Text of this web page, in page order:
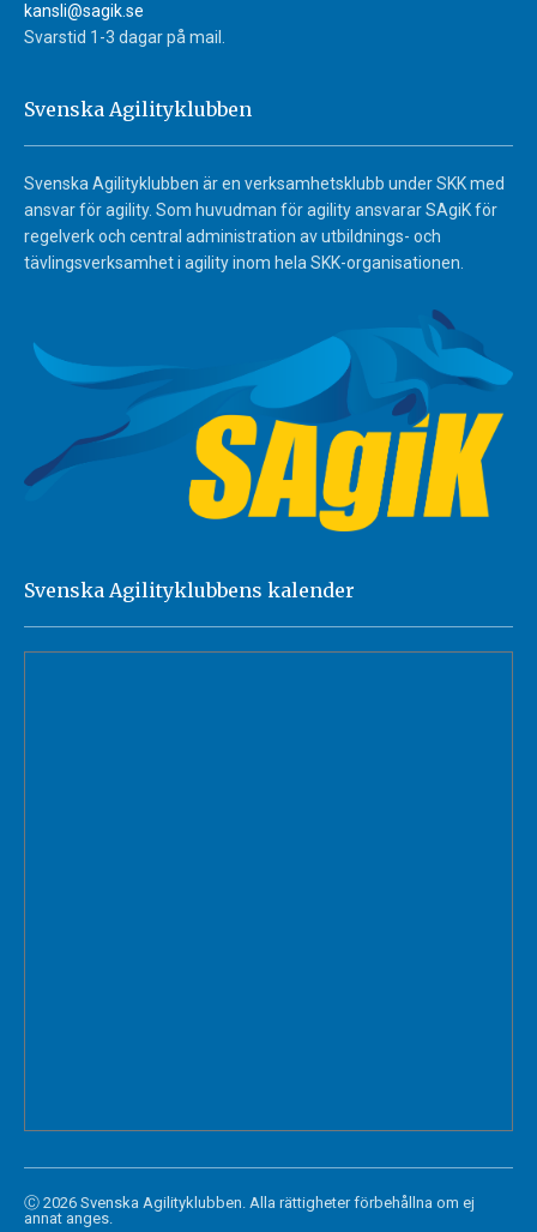
kansli@sagik.se
Svarstid 1-3 dagar på mail.
Svenska Agilityklubben
Svenska Agilityklubben är en verksamhetsklubb under SKK med
ansvar för agility. Som huvudman för agility ansvarar SAgiK för
regelverk och central administration av utbildnings- och
tävlingsverksamhet i agility inom hela SKK-organisationen.
Svenska Agilityklubbens kalender
Ⓒ 2026 Svenska Agilityklubben. Alla rättigheter förbehållna om ej
annat anges.